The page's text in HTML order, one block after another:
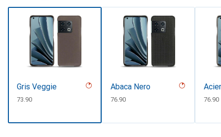
Gris Veggie
CHF
73.90
Abaca Nero
CHF
76.90 CHF
76.90